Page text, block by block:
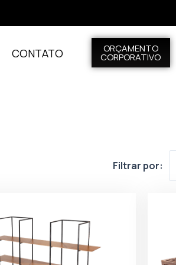
CONTATO ORÇAMENTO
CORPORATIVO
Filtrar por: